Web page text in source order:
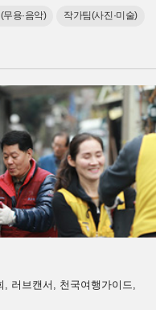
무용·음악) 작가팀(사진·미술)
러브캔서, 천국여행가이드,